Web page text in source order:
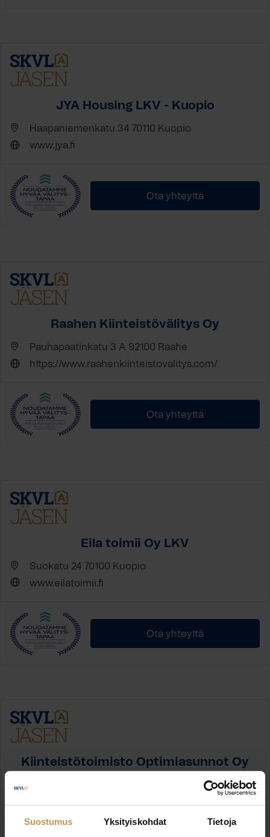
Suostumus Yksityiskohdat Tietoja
JYA Housing LKV - Kuopio
Haapaniemenkatu 34 70110 Kuopio
www.jya.fi
Ota yhteyttä
Raahen Kiinteistövälitys Oy
Pauhapaatinkatu 3 A 92100 Raahe
https://www.raahenkiinteistovalitys.com/
Ota yhteyttä
Eila toimii Oy LKV
Suokatu 24 70100 Kuopio
www.eilatoimii.fi
Ota yhteyttä
Kiinteistötoimisto Optimiasunnot Oy